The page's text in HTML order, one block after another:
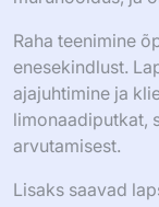
Raha teenimine
enesekindlust.
ajajuhtimine ja
limonaadiputkat,
arvutamisest.
Lisaks saavad